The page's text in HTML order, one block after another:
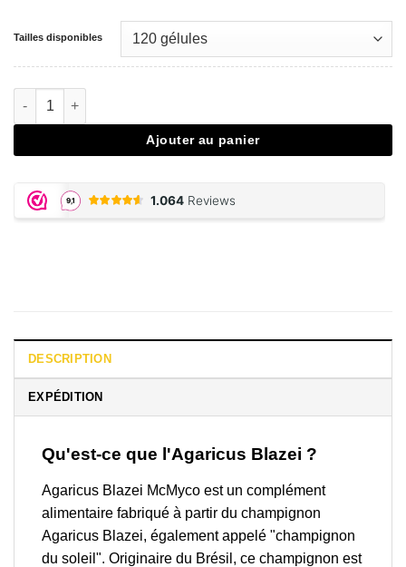
Tailles disponibles
quantité de Agaricus Blazei extract capsules
Ajouter au panier
DESCRIPTION
EXPÉDITION
Qu'est-ce que l'Agaricus Blazei ?
Agaricus Blazei McMyco est un complément
alimentaire fabriqué à partir du champignon
Agaricus Blazei, également appelé "champignon
du soleil". Originaire du Brésil, ce champignon est